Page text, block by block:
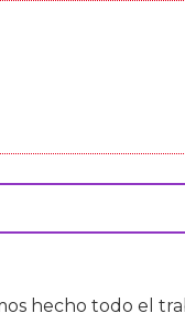
hecho todo el